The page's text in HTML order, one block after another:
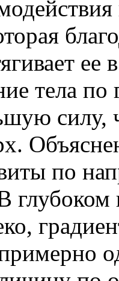
тела по
по
глубоком